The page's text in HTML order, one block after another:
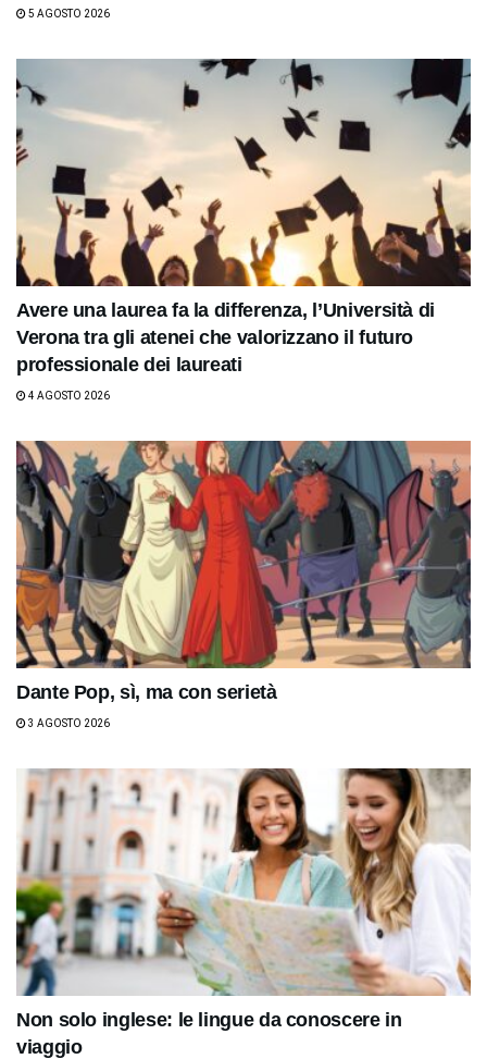
5 AGOSTO 2026
Avere una laurea fa la differenza, l’Università di
Verona tra gli atenei che valorizzano il futuro
professionale dei laureati
4 AGOSTO 2026
Dante Pop, sì, ma con serietà
3 AGOSTO 2026
Non solo inglese: le lingue da conoscere in
viaggio